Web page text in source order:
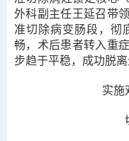
外科副主任王延召带
准切除病变肠段，彻
畅，术后患者转入重
步趋于平稳，成功脱离
实施